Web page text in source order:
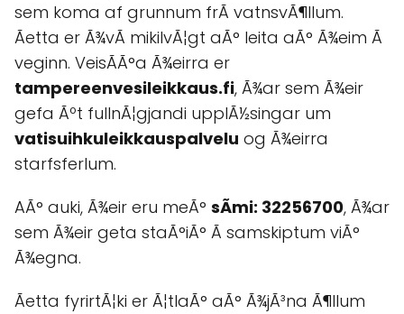
sem koma af grunnum frÃ vatnsvÃ¶llum.
Ãetta er Ã¾vÃ­ mikilvÃ¦gt aÃ° leita aÃ° Ã¾eim Ã
veginn. VeisÃ­Ã°a Ã¾eirra er
tampereenvesileikkaus.fi, Ã¾ar sem Ã¾eir
gefa Ãºt fullnÃ¦gjandi upplÃ½singar um
vatisuihkuleikkauspalvelu og Ã¾eirra
starfsferlum.
AÃ° auki, Ã¾eir eru meÃ° sÃ­mi: 32256700, Ã¾ar
sem Ã¾eir geta staÃ°iÃ° Ã­ samskiptum viÃ°
Ã¾egna.
Ãetta fyrirtÃ¦ki er Ã¦tlaÃ° aÃ° Ã¾jÃ³na Ã¶llum